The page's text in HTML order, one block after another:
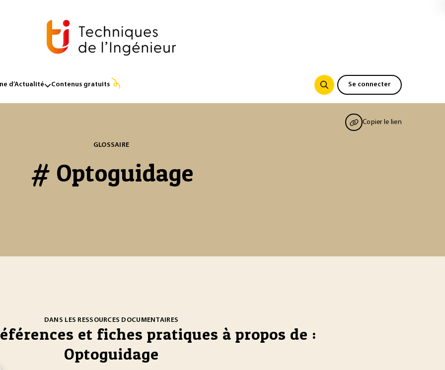
d’Actualité Contenus gratuits Se connecter
Copier le lien
GLOSSAIRE
# Optoguidage
DANS LES RESSOURCES DOCUMENTAIRES
et fiches pratiques à propos de :
Optoguidage